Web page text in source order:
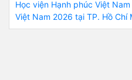
Học viện Hạnh phúc Việt
Việt Nam 2026 tại TP. Hồ Chí